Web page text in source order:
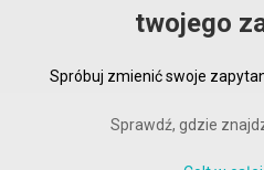
twojego
Spróbuj zmienić swoje
Sprawdź, gdzie